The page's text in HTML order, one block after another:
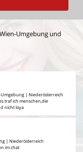
Umgebung und
| Niederösterreich
traf ich menschen,die
nicht loya
| Niederösterreich
im chat